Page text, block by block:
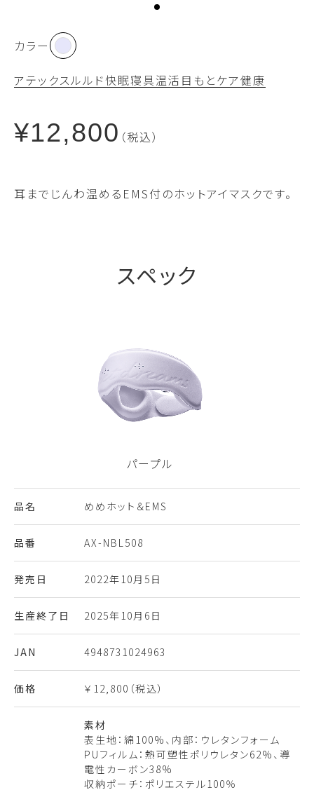
カラー
アテックスルルド快眠寝具温活 目もとケア健康
¥12,800 （税込）
耳までじんわ温めるEMS付のホットアイマスクです。
スペック
パープル
品名 めめホット＆EMS
品番 AX-NBL508
発売日 2022年10月5日
生産終了日 2025年10月6日
JAN 4948731024963
価格 ￥12,800（税込）
素材
表生地：綿100%、内部：ウレタンフォーム
PUフィルム：熱可塑性ポリウレタン62%、導
電性カーボン38%
収納ポーチ：ポリエステル100％